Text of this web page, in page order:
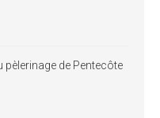
de Pentecôte